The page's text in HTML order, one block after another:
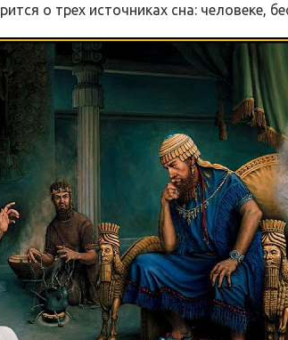
о трех источниках сна: человеке,